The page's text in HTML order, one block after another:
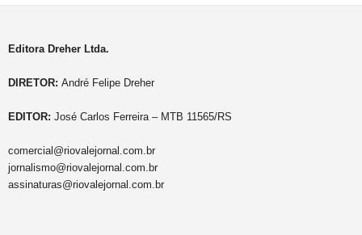
Editora Dreher Ltda.
DIRETOR: André Felipe Dreher
EDITOR: José Carlos Ferreira – MTB 11565/RS
comercial@riovalejornal.com.br
jornalismo@riovalejornal.com.br
assinaturas@riovalejornal.com.br